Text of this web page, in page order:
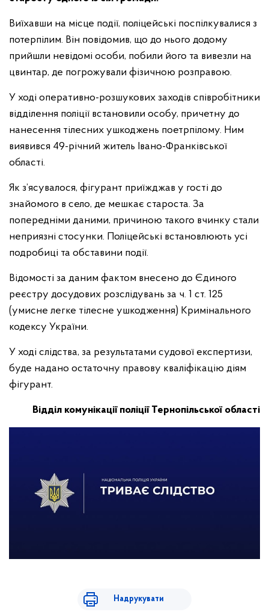
Виїхавши на місце події, поліцейські поспілкувалися з
потерпілим. Він повідомив, що до нього додому
прийшли невідомі особи, побили його та вивезли на
цвинтар, де погрожували фізичною розправою.
У ході оперативно-розшукових заходів співробітники
відділення поліції встановили особу, причетну до
нанесення тілесних ушкоджень поетрпілому. Ним
виявився 49-річний житель Івано-Франківської
області.
Як з’ясувалося, фігурант приїжджав у гості до
знайомого в село, де мешкає староста. За
попередніми даними, причиною такого вчинку стали
неприязні стосунки. Поліцейські встановлюють усі
подробиці та обставини події.
Відомості за даним фактом внесено до Єдиного
реєстру досудових розслідувань за ч. 1 ст. 125
(умисне легке тілесне ушкодження) Кримінального
кодексу України.
У ході слідства, за результатами судової експертизи,
буде надано остаточну правову кваліфікацію діям
фігурант.
Відділ комунікації поліції Тернопільської області
Надрукувати